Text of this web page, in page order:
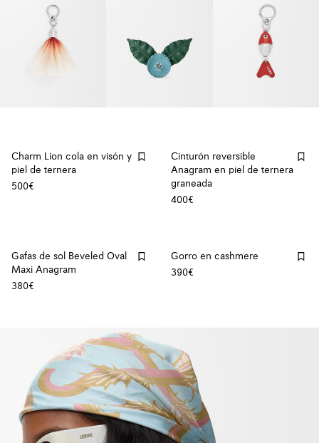
Charm Lion cola en visón y
piel de ternera
500€
Cinturón reversible
Anagram en piel de ternera
graneada
400€
Gafas de sol Beveled Oval
Maxi Anagram
380€
Gorro en cashmere
390€